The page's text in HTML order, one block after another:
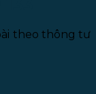
theo thông tư